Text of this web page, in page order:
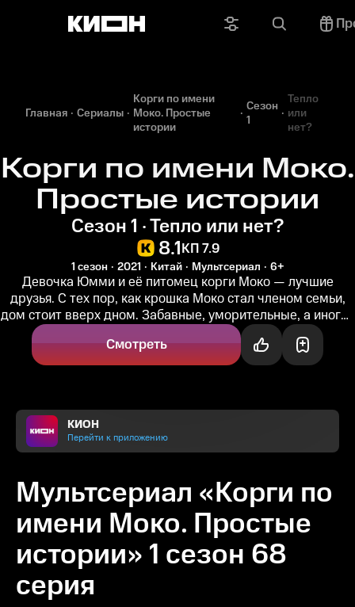
Главная Сериалы
Корги по имени
Моко. Простые
истории
Сезон
1
Тепло
или
нет?
Корги по имени Моко.
Простые истории
Сезон 1 · Тепло или нет?
8.1КП 7.9
1 сезон 2021 Китай Мультсериал 6+
Девочка Юмми и её питомец корги Моко — лучшие
друзья. С тех пор, как крошка Моко стал членом семьи,
дом стоит вверх дном. Забавные, уморительные, а иногда
Смотреть
КИОН
Перейти к приложению
Мультсериал «Корги по
имени Моко. Простые
истории» 1 сезон 68
серия